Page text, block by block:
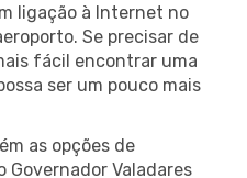
ligação à Internet no
Se precisar de
fácil encontrar uma
ser um pouco mais
as opções de
Valadares